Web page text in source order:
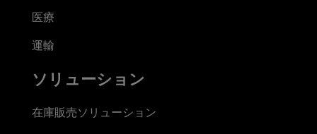
医療
運輸
ソリューション
在庫販売ソリューション